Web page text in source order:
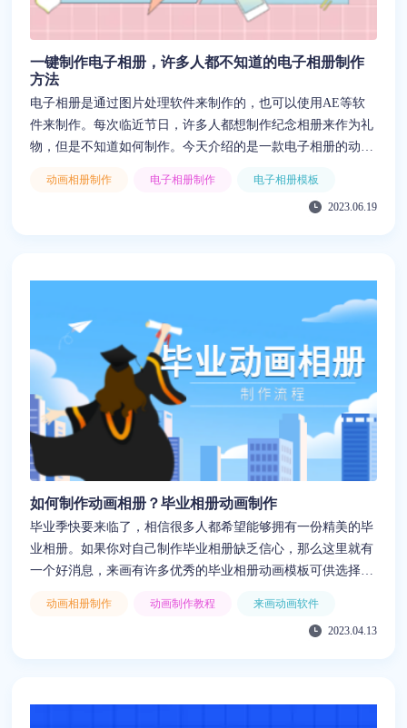
一键制作电子相册，许多人都不知道的电子相册制作
方法
电子相册是通过图片处理软件来制作的，也可以使用AE等软
件来制作。每次临近节日，许多人都想制作纪念相册来作为礼
物，但是不知道如何制作。今天介绍的是一款电子相册的动画
动画，一键点击就能制作
动画相册制作 电子相册制作 电子相册模板
2023.06.19
如何制作动画相册？毕业相册动画制作
毕业季快要来临了，相信很多人都希望能够拥有一份精美的毕
业相册。如果你对自己制作毕业相册缺乏信心，那么这里就有
一个好消息，来画有许多优秀的毕业相册动画模板可供选择，
动画相册制作 动画制作教程 来画动画软件
2023.04.13